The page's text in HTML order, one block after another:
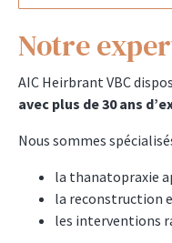
Notre
AIC Heirbrant VBC
avec plus de 30 ans
Nous sommes
la thanatopraxie
la reconstruction
les interventions